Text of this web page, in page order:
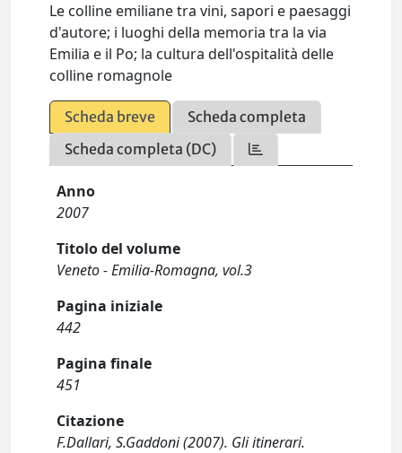
Le colline emiliane tra vini, sapori e paesaggi
d'autore; i luoghi della memoria tra la via
Emilia e il Po; la cultura dell'ospitalità delle
colline romagnole
Scheda breve
Scheda completa
Scheda completa (DC)
Anno
2007
Titolo del volume
Veneto - Emilia-Romagna, vol.3
Pagina iniziale
442
Pagina finale
451
Citazione
F.Dallari, S.Gaddoni (2007). Gli itinerari.